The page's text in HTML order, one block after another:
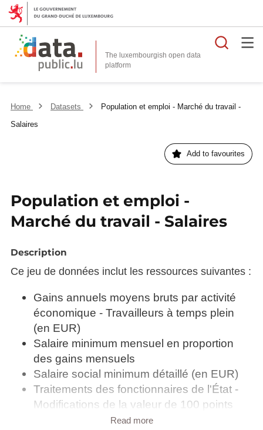
The luxembourgish open data
platform
Home Datasets
Population et emploi - Marché du travail -
Salaires
Add to favourites
Population et emploi -
Marché du travail - Salaires
Description
Ce jeu de données inclut les ressources suivantes :
Gains annuels moyens bruts par activité
économique - Travailleurs à temps plein
(en EUR)
Salaire minimum mensuel en proportion
des gains mensuels
Salaire social minimum détaillé (en EUR)
Traitements des fonctionnaires de l'État -
Modifications de la valeur de 100 points
indiciaires par mois (en EUR)
Read more